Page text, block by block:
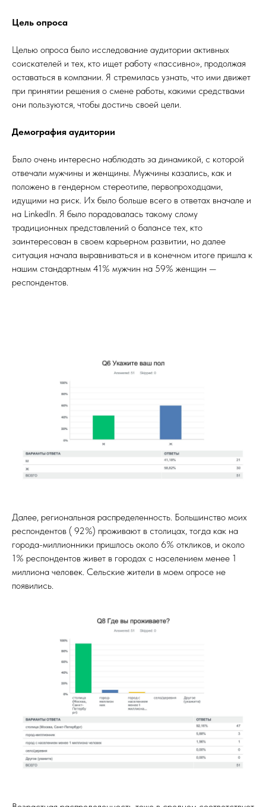
Цель опроса
Целью опроса было исследование аудитории активных
соискателей и тех, кто ищет работу «пассивно», продолжая
оставаться в компании. Я стремилась узнать, что ими движет
при принятии решения о смене работы, какими средствами
они пользуются, чтобы достичь своей цели.
Демография аудитории
Было очень интересно наблюдать за динамикой, с которой
отвечали мужчины и женщины. Мужчины казались, как и
положено в гендерном стереотипе, первопроходцами,
идущими на риск. Их было больше всего в ответах вначале и
на LinkedIn. Я было порадовалась такому слому
традиционных представлений о балансе тех, кто
заинтересован в своем карьерном развитии, но далее
ситуация начала выравниваться и в конечном итоге пришла к
нашим стандартным 41% мужчин на 59% женщин —
респондентов.
Далее, региональная распределенность. Большинство моих
респондентов ( 92%) проживают в столицах, тогда как на
города-миллионники пришлось около 6% откликов, и около
1% респондентов живет в городах с населением менее 1
миллиона человек. Сельские жители в моем опросе не
появились.